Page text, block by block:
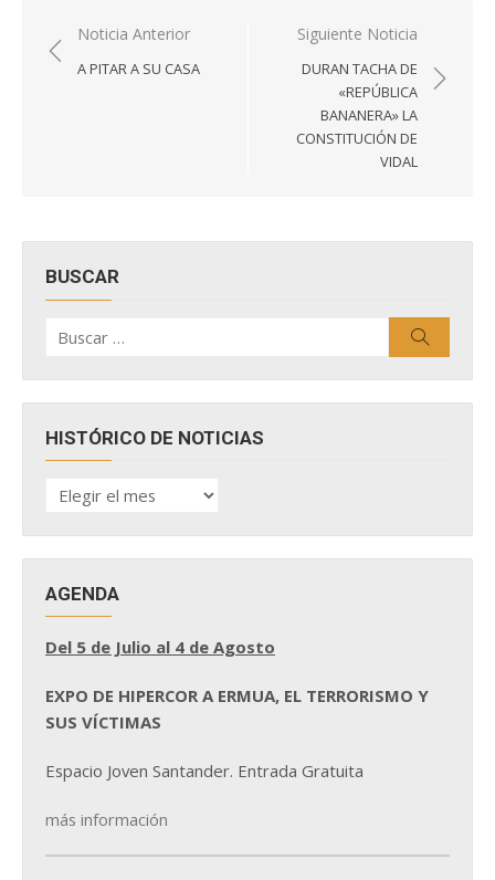
Navegación
de
Noticia Anterior
A PITAR A SU CASA
Siguiente Noticia
DURAN TACHA DE
«REPÚBLICA
BANANERA» LA
CONSTITUCIÓN DE
VIDAL
BUSCAR
por:
HISTÓRICO DE NOTICIAS
HISTÓRICO
DE
AGENDA
Del 5 de Julio al 4 de Agosto
EXPO DE HIPERCOR A ERMUA, EL TERRORISMO Y
SUS VÍCTIMAS
Espacio Joven Santander. Entrada Gratuita
más información